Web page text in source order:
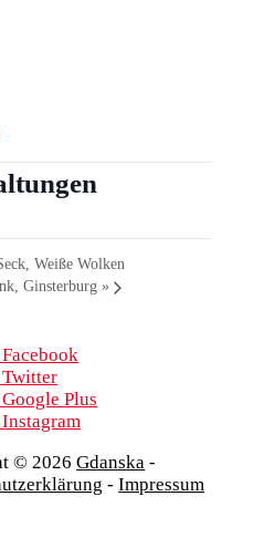
Weiße Wolken
Ginsterburg»
Twitter
Plus
© 2026Gdanska -
-Impressum